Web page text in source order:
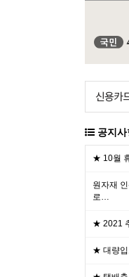
공지사
★ 10월
원자재
로…
★ 2021
★ 대량